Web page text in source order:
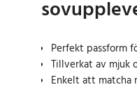
Perfekt passform
Tillverkat av mjuk
Enkelt att matcha